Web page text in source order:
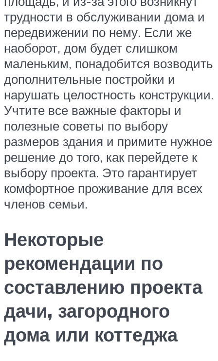
трудности в обслуживании дома и
передвижении по нему. Если же
наоборот, дом будет слишком
маленьким, понадобится возводить
дополнительные постройки и
нарушать целостность конструкции.
Учтите все важные факторы и
полезные советы по выбору
размеров здания и примите нужное
решение до того, как перейдете к
выбору проекта. Это гарантирует
комфортное проживание для всех
членов семьи.
Некоторые
рекомендации по
составлению проекта
дачи, загородного
дома или коттеджа